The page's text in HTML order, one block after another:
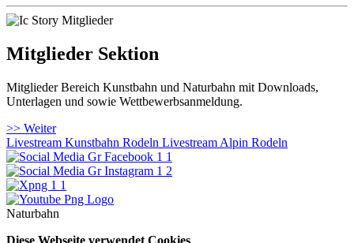
Mitglieder Sektion
Mitglieder Bereich Kunstbahn und Naturbahn mit Downloads,
Unterlagen und sowie Wettbewerbsanmeldung.
>> Weiter
Livestream Kunstbahn Rodeln Livestream Alpin Rodeln
Naturbahn